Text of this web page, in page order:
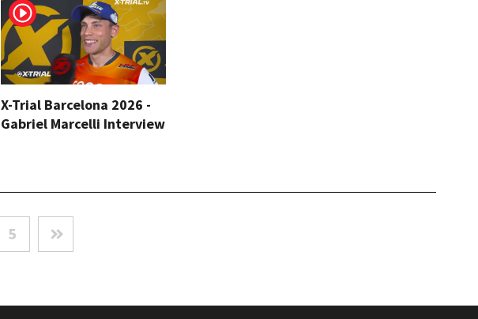
X-Trial Barcelona 2026 -
Gabriel Marcelli Interview
5